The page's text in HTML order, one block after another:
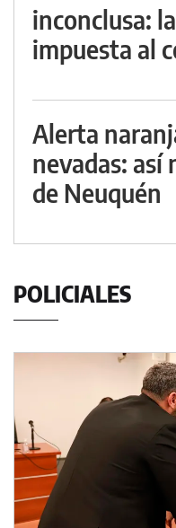
inconclusa:
impuesta al
Alerta
nevadas: así
de Neuquén
POLICIALES